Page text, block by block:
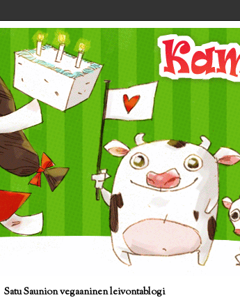
Satu Saunion vegaaninen leivontablogi